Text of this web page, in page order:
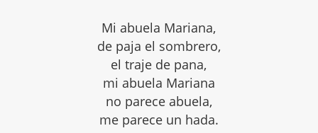
Mi abuela Mariana,
de paja el sombrero,
el traje de pana,
mi abuela Mariana
no parece abuela,
me parece un hada.